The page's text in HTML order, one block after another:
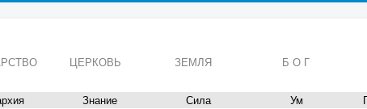
ЦЕРКОВЬ ЗЕМЛЯ Б О Г
Знание Сила Ум